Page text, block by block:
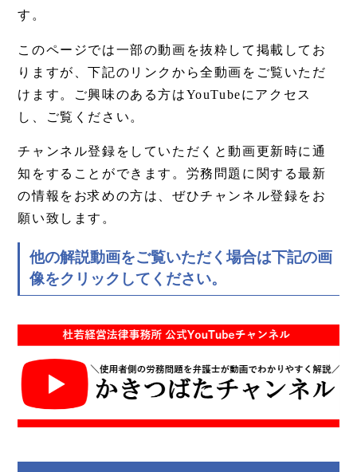
す。
このページでは一部の動画を抜粋して掲載してお
りますが、下記のリンクから全動画をご覧いただ
けます。ご興味のある方はYouTubeにアクセス
し、ご覧ください。
チャンネル登録をしていただくと動画更新時に通
知をすることができます。労務問題に関する最新
の情報をお求めの方は、ぜひチャンネル登録をお
願い致します。
他の解説動画をご覧いただく場合は下記の画
像をクリックしてください。